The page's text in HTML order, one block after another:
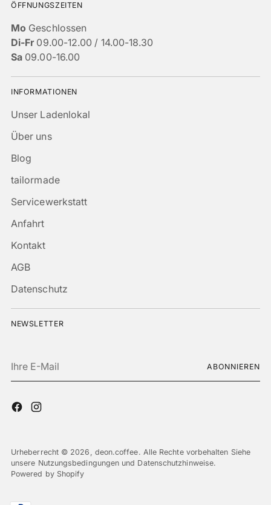
ÖFFNUNGSZEITEN
Mo Geschlossen
Di-Fr09.00-12.00 / 14.00-18.30
Sa 09.00-16.00
INFORMATIONEN
Unser Ladenlokal
Über uns
Blog
tailormade
Servicewerkstatt
Anfahrt
Kontakt
AGB
Datenschutz
NEWSLETTER
E-
ABONNIEREN
Urheberrecht © 2026, deon.coffee. Alle Rechte vorbehalten Siehe
unsere Nutzungsbedingungen und Datenschutzhinweise.
Powered by Shopify